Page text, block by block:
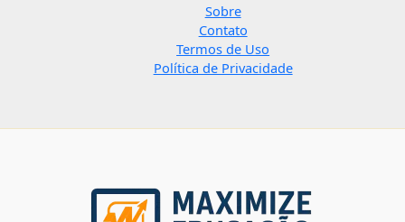
Sobre
Contato
Termos de Uso
Política de Privacidade